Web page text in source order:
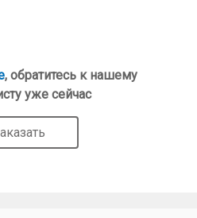
, обратитесь к нашему
уже сейчас